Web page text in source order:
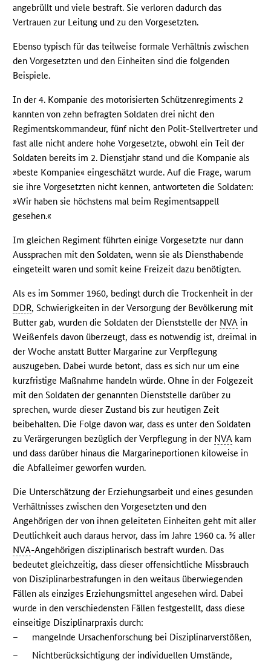
angebrüllt und viele bestraft. Sie verloren dadurch das
Vertrauen zur Leitung und zu den Vorgesetzten.
Ebenso typisch für das teilweise formale Verhältnis zwischen
den Vorgesetzten und den Einheiten sind die folgenden
Beispiele.
In der 4. Kompanie des motorisierten Schützenregiments 2
kannten von zehn befragten Soldaten drei nicht den
Regimentskommandeur, fünf nicht den Polit-Stellvertreter und
fast alle nicht andere hohe Vorgesetzte, obwohl ein Teil der
Soldaten bereits im 2. Dienstjahr stand und die Kompanie als
»beste Kompanie« eingeschätzt wurde. Auf die Frage, warum
sie ihre Vorgesetzten nicht kennen, antworteten die Soldaten:
»Wir haben sie höchstens mal beim Regimentsappell
gesehen.«
Im gleichen Regiment führten einige Vorgesetzte nur dann
Aussprachen mit den Soldaten, wenn sie als Diensthabende
eingeteilt waren und somit keine Freizeit dazu benötigten.
Als es im Sommer 1960, bedingt durch die Trockenheit in der
DDR, Schwierigkeiten in der Versorgung der Bevölkerung mit
Butter gab, wurden die Soldaten der Dienststelle der NVA in
Weißenfels davon überzeugt, dass es notwendig ist, dreimal in
der Woche anstatt Butter Margarine zur Verpflegung
auszugeben. Dabei wurde betont, dass es sich nur um eine
kurzfristige Maßnahme handeln würde. Ohne in der Folgezeit
mit den Soldaten der genannten Dienststelle darüber zu
sprechen, wurde dieser Zustand bis zur heutigen Zeit
beibehalten. Die Folge davon war, dass es unter den Soldaten
zu Verärgerungen bezüglich der Verpflegung in der NVA kam
und dass darüber hinaus die Margarineportionen kiloweise in
die Abfalleimer geworfen wurden.
Die Unterschätzung der Erziehungsarbeit und eines gesunden
Verhältnisses zwischen den Vorgesetzten und den
Angehörigen der von ihnen geleiteten Einheiten geht mit aller
Deutlichkeit auch daraus hervor, dass im Jahre 1960 ca. ⅔ aller
NVA-Angehörigen disziplinarisch bestraft wurden. Das
bedeutet gleichzeitig, dass dieser offensichtliche Missbrauch
von Disziplinarbestrafungen in den weitaus überwiegenden
Fällen als einziges Erziehungsmittel angesehen wird. Dabei
wurde in den verschiedensten Fällen festgestellt, dass diese
einseitige Disziplinarpraxis durch:
–
mangelnde Ursachenforschung bei Disziplinarverstößen,
–
Nichtberücksichtigung der individuellen Umstände,